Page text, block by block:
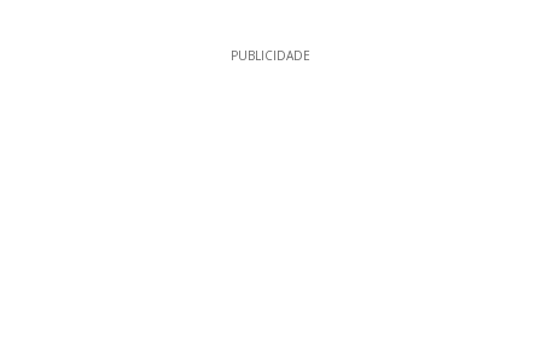
PUBLICIDADE